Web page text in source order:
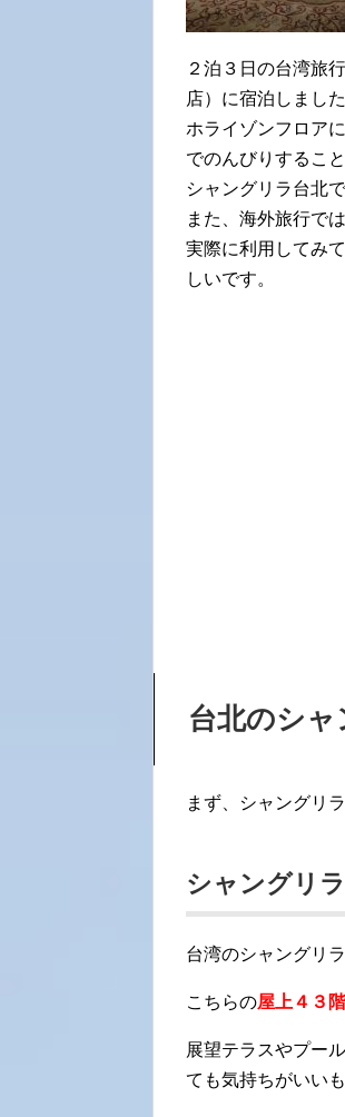
２泊３日の台湾旅
店）に宿泊しました
ホライゾンフロア
でのんびりするこ
シャングリラ台北
また、海外旅行で
実際に利用してみ
しいです。
台北のシ
まず、シャングリ
シャングリ
台湾のシャングリ
こちらの屋上４３階
展望テラスやプー
ても気持ちがいい